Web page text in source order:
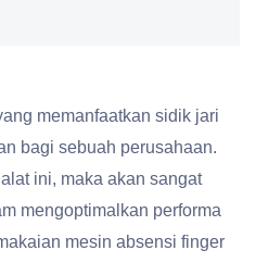
memanfaatkan sidik jari
bagi sebuah perusahaan.
ini, maka akan sangat
mengoptimalkan performa
mesin absensi finger